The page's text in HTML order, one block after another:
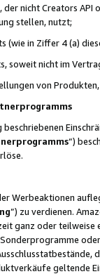
nicht Creators
stellen, nutzt;
(wie in Ziffer 4 (a)
soweit nicht im
von
“)
Werbeaktionen
”) zu verdienen.
ganz oder
geltende